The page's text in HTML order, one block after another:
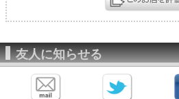
友人に知らせる